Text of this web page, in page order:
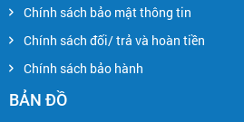
Chính sách bảo mật thông tin
Chính sách đối/ trả và hoàn tiền
Chính sách bảo hành
BẢN ĐỒ